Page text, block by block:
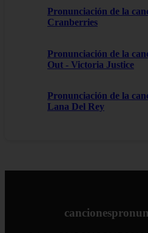
Pronunciación de la
Cranberries
Pronunciación de la
Out - Victoria Justice
Pronunciación de la
Lana Del Rey